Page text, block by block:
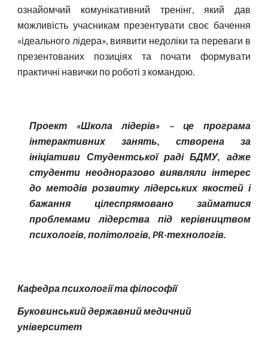
ознайомчий комунікативний тренінг, який дав
можливість учасникам презентувати своє бачення
«ідеального лідера», виявити недоліки та переваги в
презентованих позиціях та почати формувати
практичні навички по роботі з командою.
Проект «Школа лідерів» – це програма
інтерактивних занять, створена за
ініціативи Студентської раді БДМУ, адже
студенти неодноразово виявляли інтерес
до методів розвитку лідерських якостей і
бажання цілеспрямовано займатися
проблемами лідерства під керівництвом
психологів, політологів, PR-технологів.
Кафедра психології та філософії
Буковинський державний медичний
університет